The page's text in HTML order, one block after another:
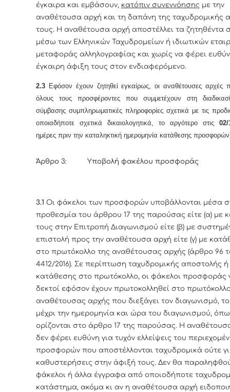
έγκαιρα και εμβάσουν, κατόπιν συνεννόησης με την
αναθέτουσα αρχή και τη δαπάνη της ταχυδρομικής
τους. Η αναθέτουσα αρχή αποστέλλει τα ζητηθέντα
μέσω των Ελληνικών Ταχυδρομείων ή ιδιωτικών
μεταφοράς αλληλογραφίας και χωρίς να φέρει
έγκαιρη άφιξη τους στον ενδιαφερόμενο.
2.3 Εφόσον έχουν ζητηθεί εγκαίρως, οι αναθέτουσες αρχές
όλους τους προσφέροντες που συμμετέχουν στη
σύμβασης συμπληρωματικές πληροφορίες σχετικά με τις
οποιαδήποτε σχετικά δικαιολογητικά, το αργότερο στις 02/
ημέρες πριν την καταληκτική ημερομηνία κατάθεσης
Άρθρο 3: Υποβολή φακέλου προσφοράς
3.1 Οι φάκελοι των προσφορών υποβάλλονται μέσα
προθεσμία του άρθρου 17 της παρούσας είτε (α) με
τους στην Επιτροπή Διαγωνισμού είτε (β) με
επιστολή προς την αναθέτουσα αρχή είτε (γ) με
στο πρωτόκολλο της αναθέτουσας αρχής (άρθρο 96
4412/2016). Σε περίπτωση ταχυδρομικής αποστολής ή
κατάθεσης στο πρωτόκολλο, οι φάκελοι προσφοράς
δεκτοί εφόσον έχουν πρωτοκολληθεί στο
αναθέτουσας αρχής που διεξάγει τον διαγωνισμό,
μέχρι την ημερομηνία και ώρα του διαγωνισμού,
ορίζονται στο άρθρο 17 της παρούσας. Η
δεν φέρει ευθύνη για τυχόν ελλείψεις του
προσφορών που αποστέλλονται ταχυδρομικά ούτε
καθυστερήσεις στην άφιξή τους. Δεν θα
φάκελοι ή άλλα έγγραφα από οποιοδήποτε
κατάστημα, ακόμα κι αν η αναθέτουσα αρχή